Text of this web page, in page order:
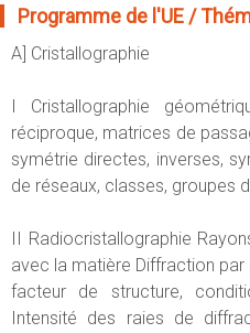
Programme de l'UE /
A] Cristallographie
I Cristallographie
réciproque, matrices de
symétrie directes, inverses,
de réseaux, classes, groupes
II Radiocristallographie
avec la matière Diffraction
facteur de structure,
Intensité des raies de